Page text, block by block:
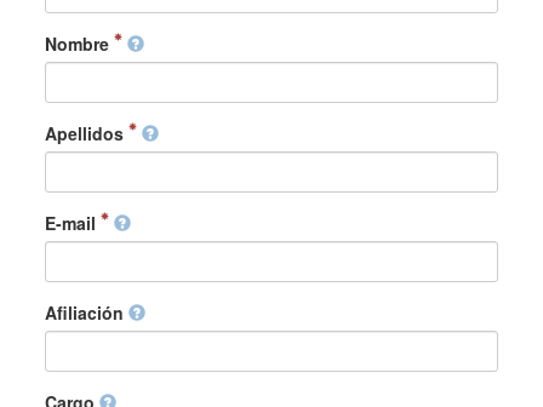
Nombre
Apellidos
E-mail
Afiliación
Cargo